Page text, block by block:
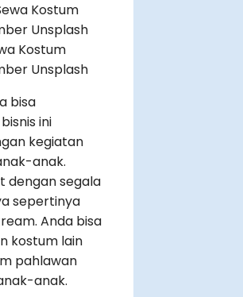
Kostum
Unsplash
bisa
ini
kegiatan
anak.
dengan segala
sepertinya
Anda bisa
kostum lain
pahlawan
anak.